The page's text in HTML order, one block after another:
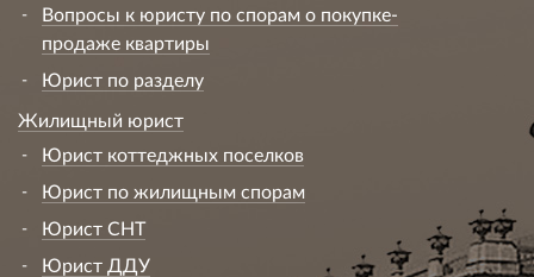
Вопросы к юристу по спорам о покупке-
продаже квартиры
Юрист по разделу
Жилищный юрист
Юрист коттеджных поселков
Юрист по жилищным спорам
Юрист СНТ
Юрист ДДУ